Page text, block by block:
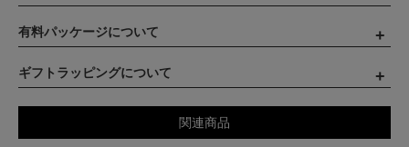
有料パッケージについて
ギフトラッピングについて
関連商品